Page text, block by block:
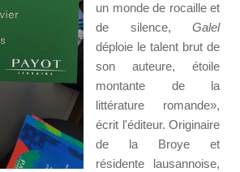
un monde de rocaille et
de silence, Galel
déploie le talent brut de
son auteure, étoile
montante de la
littérature romande»,
écrit l'éditeur. Originaire
de la Broye et
résidente lausannoise,